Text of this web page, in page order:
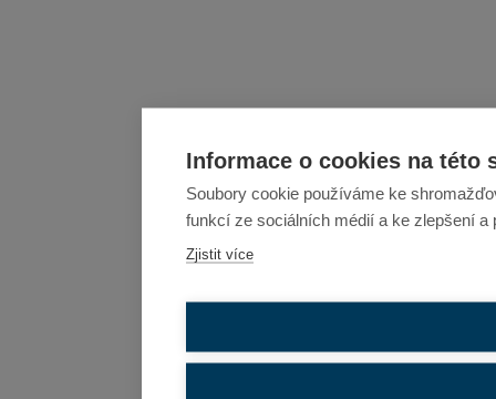
Informace o cookies na této
Soubory cookie používáme ke
funkcí ze sociálních médií a ke zlepšení a
Zjistit více